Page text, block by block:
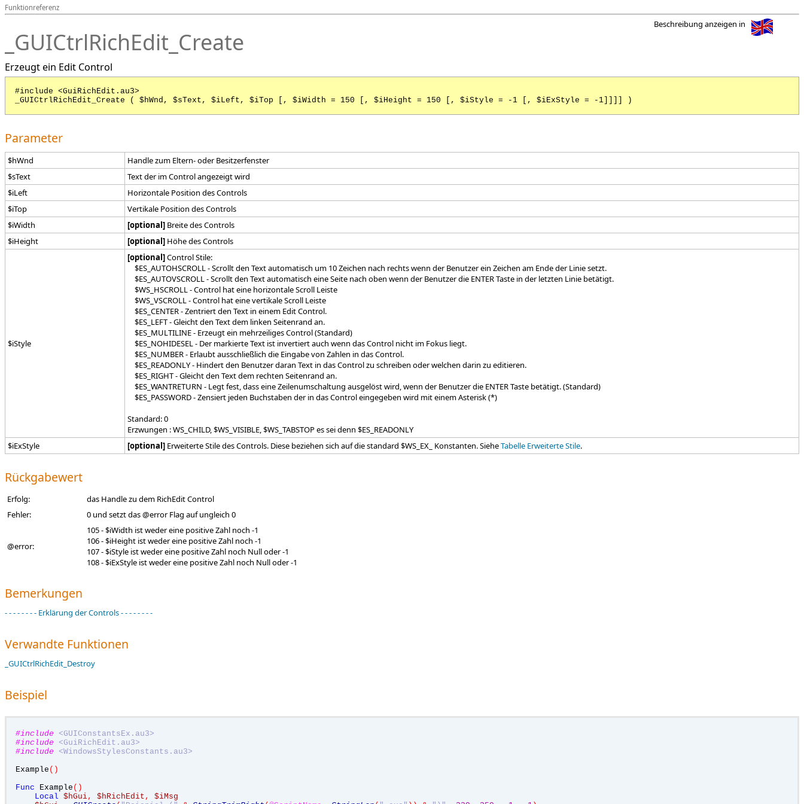
Funktionreferenz
_GUICtrlRichEdit_Create
Beschreibung anzeigen in
Erzeugt ein Edit Control
#include <GuiRichEdit.au3>
_GUICtrlRichEdit_Create ( $hWnd, $sText, $iLeft, $iTop [, $iWidth = 150 [, $iHeight = 150 [, $iStyle = -1 [, $iExStyle = -1]]]] )
Parameter
$hWnd
Handle zum Eltern- oder Besitzerfenster
$sText
Text der im Control angezeigt wird
$iLeft
Horizontale Position des Controls
$iTop
Vertikale Position des Controls
$iWidth
[optional] Breite des Controls
$iHeight
[optional] Höhe des Controls
$iStyle
[optional]Control Stile:
$ES_AUTOHSCROLL - Scrollt den Text automatisch um 10 Zeichen nach rechts wenn der Benutzer ein Zeichen am Ende der Linie setzt.
$ES_AUTOVSCROLL - Scrollt den Text automatisch eine Seite nach oben wenn der Benutzer die ENTER Taste in der letzten Linie betätigt.
$WS_HSCROLL - Control hat eine horizontale Scroll Leiste
$WS_VSCROLL - Control hat eine vertikale Scroll Leiste
$ES_CENTER - Zentriert den Text in einem Edit Control.
$ES_LEFT - Gleicht den Text dem linken Seitenrand an.
$ES_MULTILINE - Erzeugt ein mehrzeiliges Control (Standard)
$ES_NOHIDESEL - Der markierte Text ist invertiert auch wenn das Control nicht im Fokus liegt.
$ES_NUMBER - Erlaubt ausschließlich die Eingabe von Zahlen in das Control.
$ES_READONLY - Hindert den Benutzer daran Text in das Control zu schreiben oder welchen darin zu editieren.
$ES_RIGHT - Gleicht den Text dem rechten Seitenrand an.
$ES_WANTRETURN - Legt fest, dass eine Zeilenumschaltung ausgelöst wird, wenn der Benutzer die ENTER Taste betätigt. (Standard)
$ES_PASSWORD - Zensiert jeden Buchstaben der in das Control eingegeben wird mit einem Asterisk (*)
Standard: 0
Erzwungen : WS_CHILD, $WS_VISIBLE, $WS_TABSTOP es sei denn $ES_READONLY
$iExStyle
[optional] Erweiterte Stile des Controls. Diese beziehen sich auf die standard $WS_EX_ Konstanten. SieheTabelle Erweiterte Stile.
Rückgabewert
Erfolg:
das Handle zu dem RichEdit Control
Fehler:
0 und setzt das @error Flag auf ungleich 0
@error:
105 - $iWidth ist weder eine positive Zahl noch -1
106 - $iHeight ist weder eine positive Zahl noch -1
107 - $iStyle ist weder eine positive Zahl noch Null oder -1
108 - $iExStyle ist weder eine positive Zahl noch Null oder -1
Bemerkungen
- - - - - - - - Erklärung der Controls - - - - - - - -
Verwandte Funktionen
_GUICtrlRichEdit_Destroy
Beispiel
#include <GUIConstantsEx.au3>
#include <GuiRichEdit.au3>
#include <WindowsStylesConstants.au3>
Example ()
Func Example ()
Local $hGui, $hRichEdit ,
$iMsg